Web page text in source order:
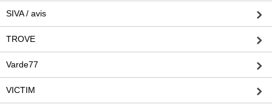
SIVA / avis
TROVE
Varde77
VICTIM